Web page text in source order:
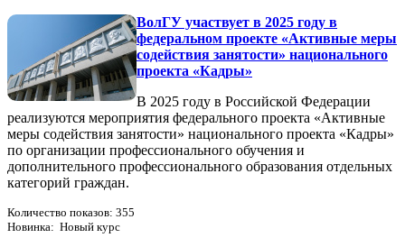
ВолГУ участвует в 2025 году в
федеральном проекте «Активные меры
содействия занятости» национального
проекта «Кадры»
В 2025 году в Российской Федерации
реализуются мероприятия федерального проекта «Активные
меры содействия занятости» национального проекта «Кадры»
по организации профессионального обучения и
дополнительного профессионального образования отдельных
категорий граждан.
Количество показов: 355
Новинка: Новый курс